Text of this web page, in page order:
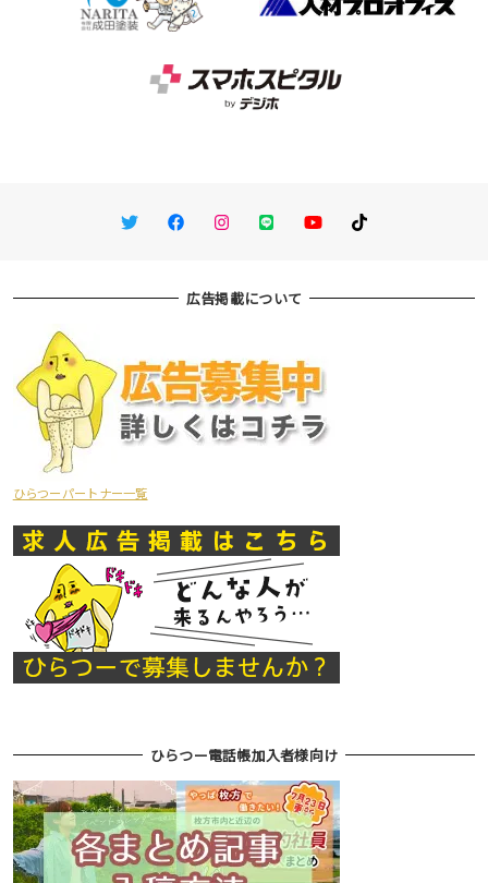
TwitterFacebookInstagram
LINE You TubeTikTok
広告掲載について
ひらつーパートナー一覧
ひらつー電話帳加入者様向け